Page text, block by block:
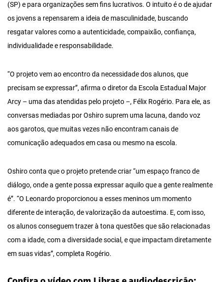
(SP) e para organizações sem fins lucrativos. O intuito é o de ajudar
os jovens a repensarem a ideia de masculinidade, buscando
resgatar valores como a autenticidade, compaixão, confiança,
individualidade e responsabilidade.
“O projeto vem ao encontro da necessidade dos alunos, que
precisam se expressar”, afirma o diretor da Escola Estadual Major
Arcy – uma das atendidas pelo projeto –, Félix Rogério. Para ele, as
conversas mediadas por Oshiro suprem uma lacuna, dando voz
aos garotos, que muitas vezes não encontram canais de
comunicação adequados em casa ou mesmo na escola.
Oshiro conta que o projeto pretende criar “um espaço franco de
diálogo, onde a gente possa expressar aquilo que a gente realmente
é”. “O Leonardo proporcionou a esses meninos um momento
diferente de interação, de valorização da autoestima. E, com isso,
os alunos conseguem trazer à tona questões que são relacionadas
com a idade, com a diversidade social, e que impactam diretamente
em suas vidas”, completa Rogério.